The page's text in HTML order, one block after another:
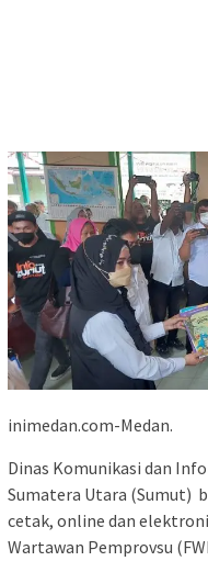
inimedan.com-Medan.
Dinas Komunikasi dan
Sumatera Utara (Sumut)
cetak, online dan
Wartawan Pemprovsu